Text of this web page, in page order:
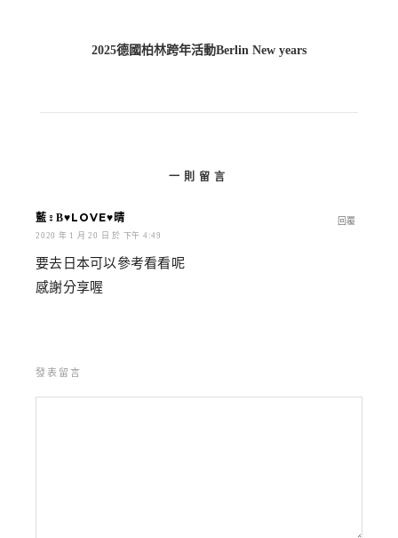
2025德國柏林跨年活動Berlin New years
一則留言
回覆
藍♀Β♥LOVE♥晴
2020 年 1 月 20 日 於 下午 4:49
要去日本可以參考看看呢
感謝分享喔
發表留言